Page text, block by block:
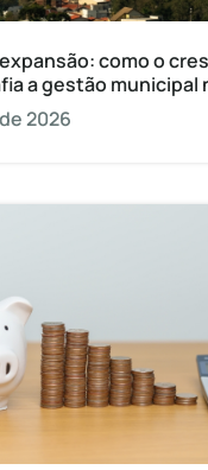
como o
a gestão municipal
2026